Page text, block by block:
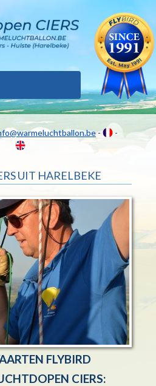
- -
UIT HARELBEKE
FLYBIRD
CIERS: